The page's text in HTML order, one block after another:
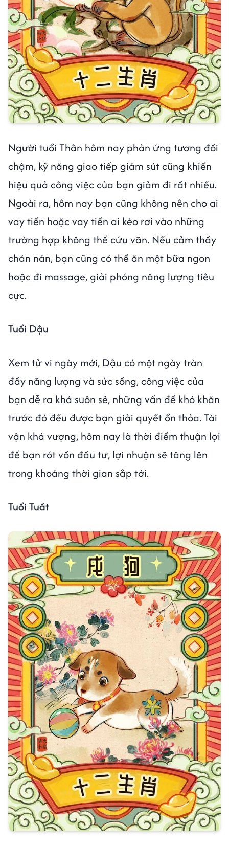
Người tuổi Thân hôm nay phản ứng tương đối
chậm, kỹ năng giao tiếp giảm sút cũng khiến
hiệu quả công việc của bạn giảm đi rất nhiều.
Ngoài ra, hôm nay bạn cũng không nên cho ai
vay tiền hoặc vay tiền ai kẻo rơi vào những
trường hợp không thể cứu vãn. Nếu cảm thấy
chán nản, bạn cũng có thể ăn một bữa ngon
hoặc đi massage, giải phóng năng lượng tiêu
cực.
Tuổi Dậu
Xem tử vi ngày mới, Dậu có một ngày tràn
đầy năng lượng và sức sống, công việc của
bạn dễ ra khá suôn sẻ, những vấn đề khó khăn
trước đó đều được bạn giải quyết ổn thỏa. Tài
vận khá vượng, hôm nay là thời điểm thuận lợi
để bạn rót vốn đầu tư, lợi nhuận sẽ tăng lên
trong khoảng thời gian sắp tới.
Tuổi Tuất